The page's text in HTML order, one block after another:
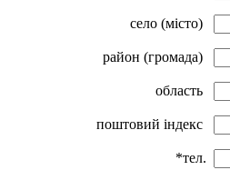
село (місто)
район (громада)
область
поштовий індекс
*тел.